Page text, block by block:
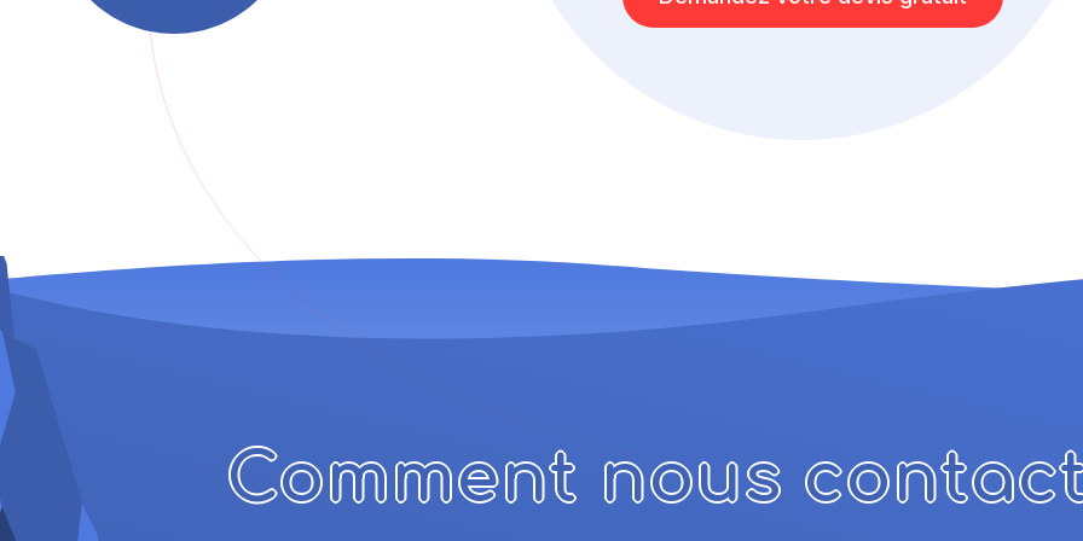
Comment nous